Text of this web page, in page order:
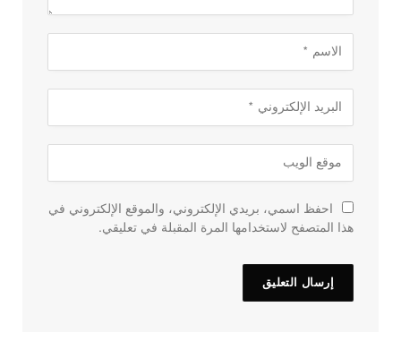
احفظ اسمي، بريدي الإلكتروني، والموقع الإلكتروني في
هذا المتصفح لاستخدامها المرة المقبلة في تعليقي.